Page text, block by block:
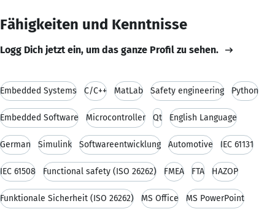
Fähigkeiten und Kenntnisse
Logg Dich jetzt ein, um das ganze Profil zu sehen.
Embedded Systems C/C++ MatLab Safety engineering Python
Embedded Software Microcontroller Qt English Language
German Simulink Softwareentwicklung Automotive IEC 61131
IEC 61508 Functional safety (ISO 26262) FMEA FTA HAZOP
Funktionale Sicherheit (ISO 26262) MS Office MS PowerPoint